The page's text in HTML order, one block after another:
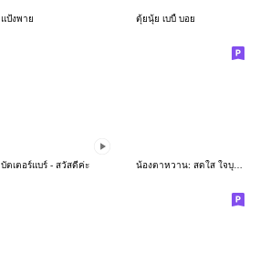
แป้งพาย ตุ้ยนุ้ย เบบี้ บอย
บัตเตอร์แบร์ - สวัสดีค่ะ น้องตาหวาน: สดใส ใจบุญ (สีพาสเทล)